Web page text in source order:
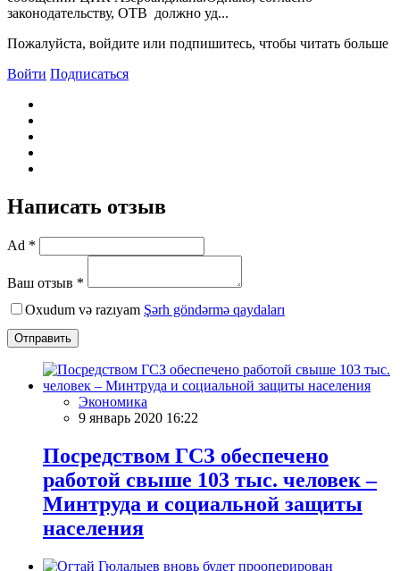
законодательству, ОТВ должно уд...
Пожалуйста, войдите или подпишитесь, чтобы читать больше
Войти Подписаться
Написать отзыв
Ad *
Ваш отзыв *
Oxudum və razıyam Şərh göndərmə qaydaları
Отправить
Экономика
9 январь 2020 16:22
Посредством ГСЗ обеспечено
работой свыше 103 тыс. человек –
Минтруда и социальной защиты
населения